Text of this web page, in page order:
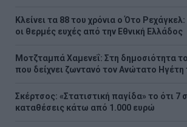
Κλείνει τα 88 του χρόνια ο Ότο
οι θερμές ευχές από την Εθνική Ελλάδος
Μοτζταμπά Χαμενεΐ: Στη δημοσιότητα
που δείχνει ζωντανό τον Ανώτατο Ηγέτη
Σκέρτσος: «Στατιστική παγίδα» το ότι 7
καταθέσεις κάτω από 1.000 ευρώ